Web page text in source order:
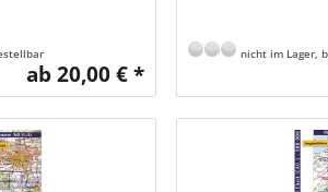
ab 20,00 € *
nicht im Lager,